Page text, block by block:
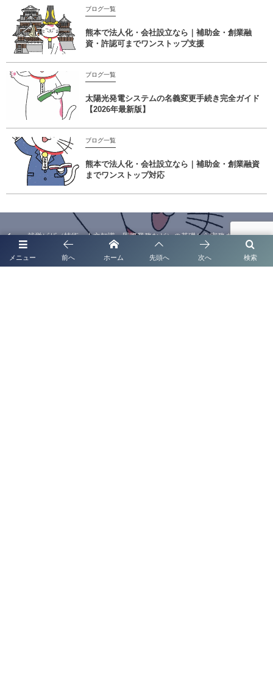
ブログ一覧
熊本で法人化・会社設立なら｜補助金・創業融
資・許認可までワンストップ支援
ブログ一覧
太陽光発電システムの名義変更手続き完全ガイド
【2026年最新版】
ブログ一覧
熊本で法人化・会社設立なら｜補助金・創業融資
までワンストップ対応
就労ビザ（技術・人文知識・国際業務など）の基礎から実務まで徹底解説
｜熊本の行政書士法人塩永事務所
メニュー 検索
前へ ホーム 先頭へ 次へ